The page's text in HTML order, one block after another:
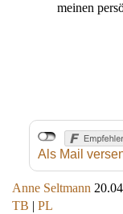
meinen
Als Mail
Anne Seltmann
TB
PL